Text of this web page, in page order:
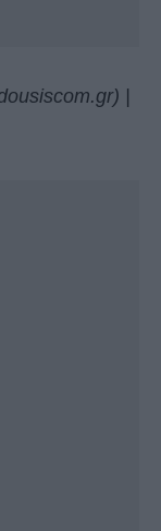
) |